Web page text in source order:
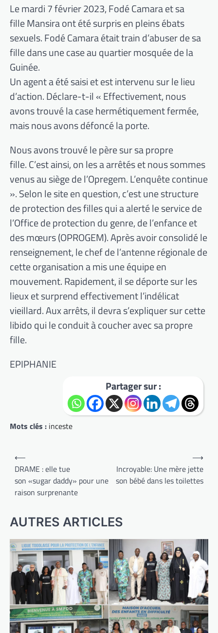
Le mardi 7 février 2023, Fodé Camara et sa
fille Mansira ont été surpris en pleins ébats
sexuels. Fodé Camara était train d’abuser de sa
fille dans une case au quartier mosquée de la
Guinée.
Un agent a été saisi et est intervenu sur le lieu
d’action. Déclare-t-il « Effectivement, nous
avons trouvé la case hermétiquement fermée,
mais nous avons défoncé la porte.
Nous avons trouvé le père sur sa propre
fille. C’est ainsi, on les a arrêtés et nous sommes
venus au siège de l’Opregem. L’enquête continue
». Selon le site en question, c’est une structure
de protection des filles qui a alerté le service de
l’Office de protection du genre, de l’enfance et
des mœurs (OPROGEM). Après avoir consolidé le
renseignement, le chef de l’antenne régionale de
cette organisation a mis une équipe en
mouvement. Rapidement, il se déporte sur les
lieux et surprend effectivement l’indélicat
vieillard. Aux arrêts, il devra s’expliquer sur cette
libido qui le conduit à coucher avec sa propre
fille.
EPIPHANIE
Partager sur :
Mots clés : inceste
Navigation
de
l’article
⟵
DRAME : elle tue
son «sugar daddy» pour une
raison surprenante
Incroyable: Une mère jette
son bébé dans les toilettes
⟶
AUTRES ARTICLES